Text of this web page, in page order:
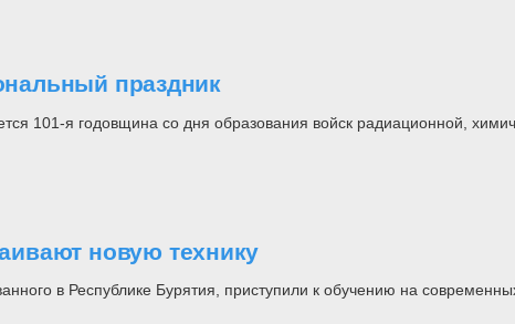
праздник
101-я годовщина со дня образования войск радиационной,
новую технику
в Республике Бурятия, приступили к обучению на